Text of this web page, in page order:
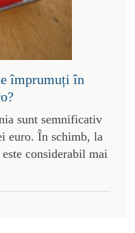
împrumuți în
sunt semnificativ
euro. În schimb, la
considerabil mai